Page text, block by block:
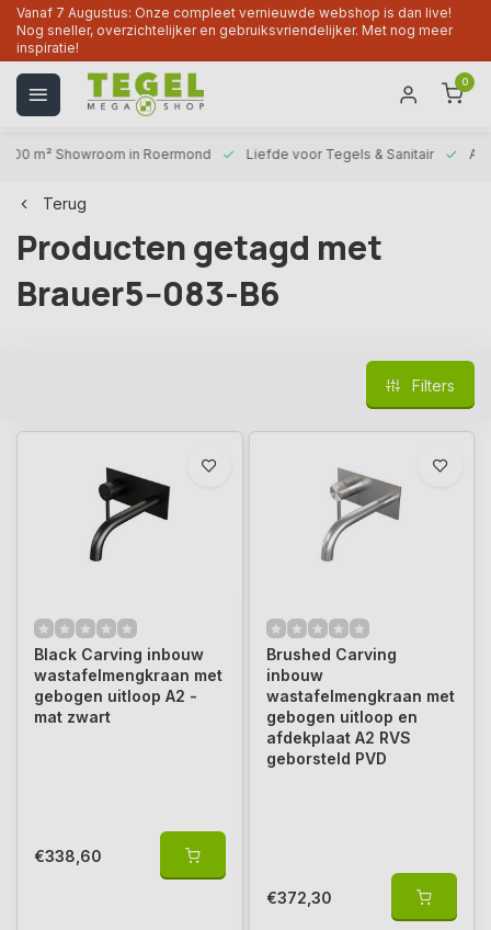
Vanaf 7 Augustus: Onze compleet vernieuwde webshop is dan live!
Nog sneller, overzichtelijker en gebruiksvriendelijker. Met nog meer
inspiratie!
0
m² Showroom in Roermond Liefde voor Tegels & Sanitair
Terug
Producten getagd met
Brauer5--083-B6
Filters
Black Carving inbouw
wastafelmengkraan met
gebogen uitloop A2 -
mat zwart
€338,60
Brushed Carving
inbouw
wastafelmengkraan met
gebogen uitloop en
afdekplaat A2 RVS
geborsteld PVD
€372,30